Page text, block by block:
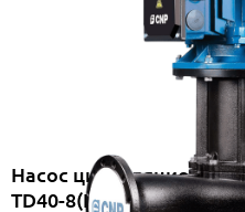
Насос циркуляционный
TD40-8(I)/2SWSTJ